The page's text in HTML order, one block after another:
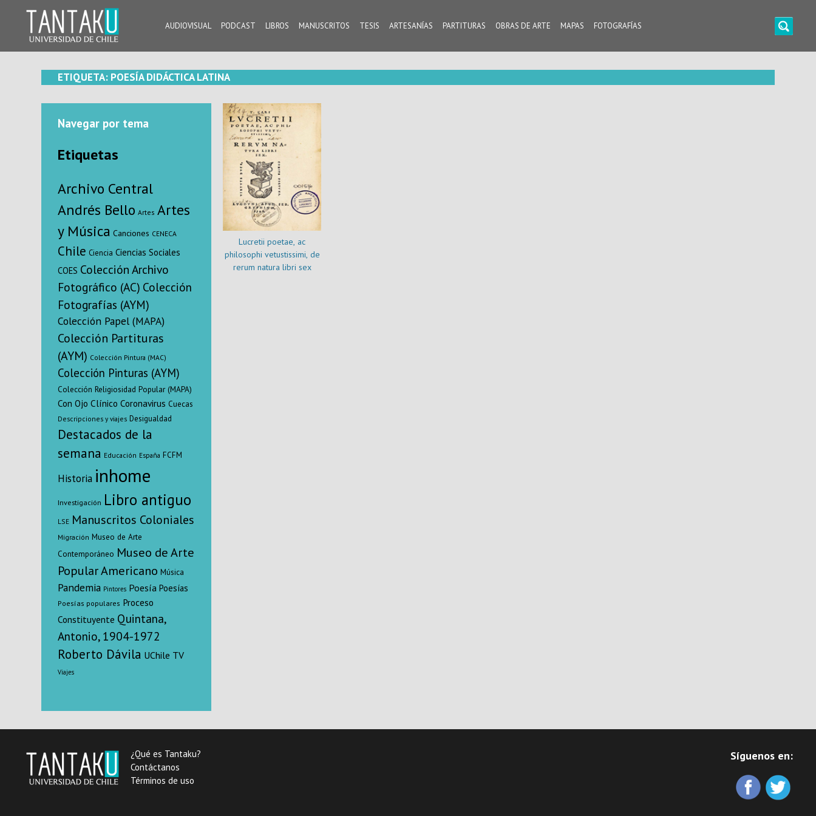
content
AUDIOVISUAL PODCAST LIBROS MANUSCRITOS TESIS ARTESANÍAS PARTITURAS OBRAS DE ARTE MAPAS FOTOGRAFÍAS
ETIQUETA: POESÍA DIDÁCTICA LATINA
Navegar por tema
Etiquetas
Archivo Central
Andrés Bello Artes Artes
y Música Canciones CENECA
Chile Ciencia Ciencias Sociales
COES Colección Archivo
Fotográfico (AC) Colección
Fotografías (AYM)
Colección Papel (MAPA)
Colección Partituras
(AYM) Colección Pintura (MAC)
Colección Pinturas (AYM)
Colección Religiosidad Popular (MAPA)
Con Ojo Clínico Coronavirus Cuecas
Descripciones y viajes Desigualdad
Destacados de la
semana Educación España FCFM
Historia inhome
Investigación Libro antiguo
LSE Manuscritos Coloniales
Migración Museo de Arte
Contemporáneo Museo de Arte
Popular Americano Música
Pandemia Pintores Poesía Poesías
Poesías populares Proceso
Constituyente Quintana,
Antonio, 1904-1972
Roberto Dávila UChile TV
Viajes
Lucretii poetae, ac
philosophi vetustissimi, de
rerum natura libri sex
¿Qué es Tantaku?
Contáctanos
Términos de uso
Síguenos en: